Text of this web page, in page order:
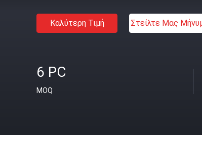
Καλύτερη Τιμή Στείλτε Μας
6 PC
MOQ